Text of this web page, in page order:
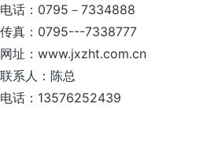
电话：0795－7334888
传真：0795---7338777
网址：www.jxzht.com.cn
联系人：陈总
电话：13576252439